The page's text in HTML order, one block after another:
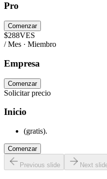
Pro
Comenzar
$288VES
/ Mes · Miembro
Empresa
Comenzar
Solicitar precio
Inicio
(gratis).
Comenzar
Previous slide Next